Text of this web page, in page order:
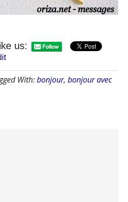
us:
With:bonjour, bonjour avec